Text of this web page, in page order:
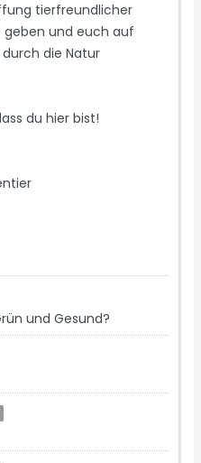
tierfreundlicher
geben und euch auf
die Natur
du hier bist!
und Gesund?